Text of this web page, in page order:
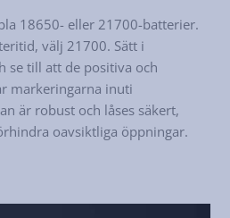
18650- eller 21700-batterier.
välj 21700. Sätt i
se till att de positiva och
markeringarna inuti
är robust och låses säkert,
oavsiktliga öppningar.